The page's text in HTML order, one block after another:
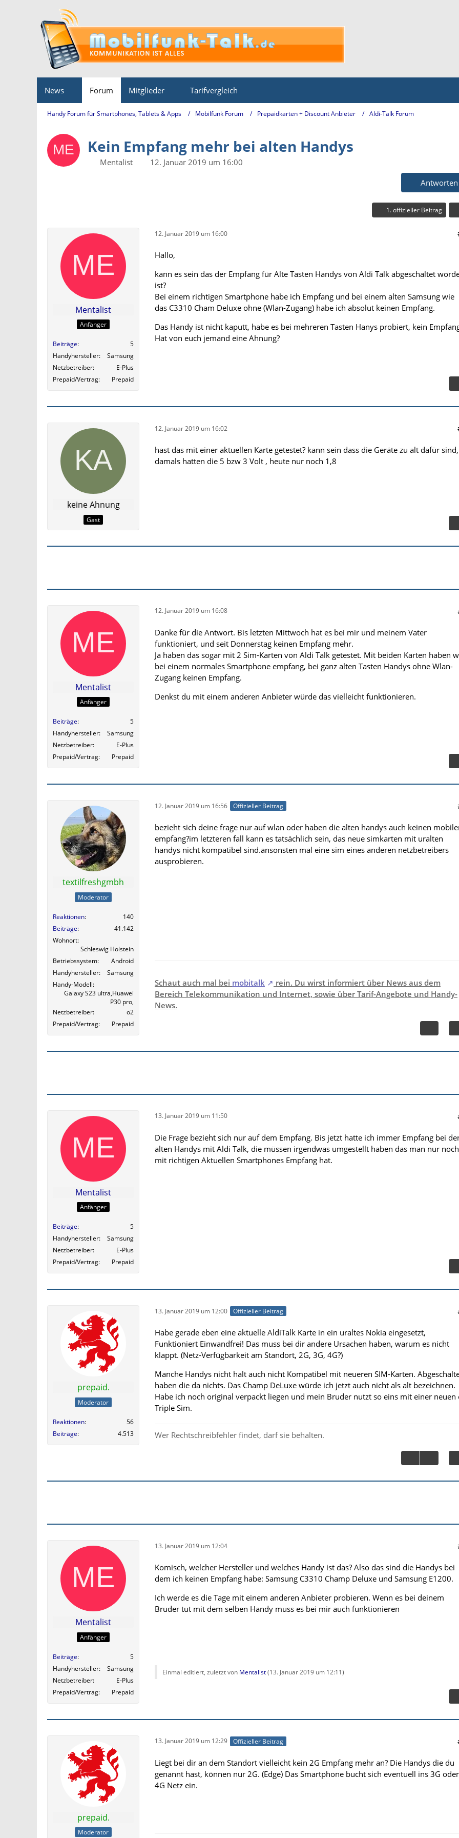
News Forum Mitglieder Tarifvergleich
Handy Forum für Smartphones, Tablets & Apps Mobilfunk Forum Prepaidkarten + Discount Anbieter Aldi-Talk Forum
Kein Empfang mehr bei alten Handys
Mentalist
12. Januar 2019 um 16:00
Antworten
1. offizieller Beitrag
Mentalist
Anfänger
Beiträge
5
Handyhersteller
Samsung
Netzbetreiber
E-Plus
Prepaid/Vertrag
Prepaid
12. Januar 2019 um 16:00
Hallo,
kann es sein das der Empfang für Alte Tasten Handys von Aldi Talk abgeschaltet
ist?
Bei einem richtigen Smartphone habe ich Empfang und bei einem alten Samsung wie
das C3310 Cham Deluxe ohne (Wlan-Zugang) habe ich absolut keinen Empfang.
Das Handy ist nicht kaputt, habe es bei mehreren Tasten Hanys probiert, kein
Hat von euch jemand eine Ahnung?
keine Ahnung
Gast
12. Januar 2019 um 16:02
hast das mit einer aktuellen Karte getestet? kann sein dass die Geräte zu alt dafür sind,
damals hatten die 5 bzw 3 Volt , heute nur noch 1,8
Mentalist
Anfänger
Beiträge
5
Handyhersteller
Samsung
Netzbetreiber
E-Plus
Prepaid/Vertrag
Prepaid
12. Januar 2019 um 16:08
Danke für die Antwort. Bis letzten Mittwoch hat es bei mir und meinem Vater
funktioniert, und seit Donnerstag keinen Empfang mehr.
Ja haben das sogar mit 2 Sim-Karten von Aldi Talk getestet. Mit beiden Karten haben
bei einem normales Smartphone empfang, bei ganz alten Tasten Handys ohne Wlan-
Zugang keinen Empfang.
Denkst du mit einem anderen Anbieter würde das vielleicht funktionieren.
textilfreshgmbh
Moderator
Reaktionen
140
Beiträge
41.142
Wohnort
Schleswig Holstein
Betriebssystem
Android
Handyhersteller
Samsung
Handy-Modell
Galaxy S23 ultra,Huawei
P30 pro,
Netzbetreiber
o2
Prepaid/Vertrag
Prepaid
12. Januar 2019 um 16:56 Offizieller Beitrag
bezieht sich deine frage nur auf wlan oder haben die alten handys auch keinen
empfang?im letzteren fall kann es tatsächlich sein, das neue simkarten mit uralten
handys nicht kompatibel sind.ansonsten mal eine sim eines anderen netzbetreibers
ausprobieren.
Schaut auch mal bei mobitalk
rein. Du wirst informiert über News aus dem
Bereich Telekommunikation und Internet, sowie über Tarif-Angebote und Handy-
News.
Mentalist
Anfänger
Beiträge
5
Handyhersteller
Samsung
Netzbetreiber
E-Plus
Prepaid/Vertrag
Prepaid
13. Januar 2019 um 11:50
Die Frage bezieht sich nur auf dem Empfang. Bis jetzt hatte ich immer Empfang bei
alten Handys mit Aldi Talk, die müssen irgendwas umgestellt haben das man nur noch
mit richtigen Aktuellen Smartphones Empfang hat.
prepaid.
Moderator
Reaktionen
56
Beiträge
4.513
13. Januar 2019 um 12:00 Offizieller Beitrag
Habe gerade eben eine aktuelle AldiTalk Karte in ein uraltes Nokia eingesetzt,
Funktioniert Einwandfrei! Das muss bei dir andere Ursachen haben, warum es nicht
klappt. (Netz-Verfügbarkeit am Standort, 2G, 3G, 4G?)
Manche Handys nicht halt auch nicht Kompatibel mit neueren SIM-Karten.
haben die da nichts. Das Champ DeLuxe würde ich jetzt auch nicht als alt bezeichnen.
Habe ich noch original verpackt liegen und mein Bruder nutzt so eins mit einer neuen
Triple Sim.
Wer Rechtschreibfehler findet, darf sie behalten.
Mentalist
Anfänger
Beiträge
5
Handyhersteller
Samsung
Netzbetreiber
E-Plus
Prepaid/Vertrag
Prepaid
13. Januar 2019 um 12:04
Komisch, welcher Hersteller und welches Handy ist das? Also das sind die Handys bei
dem ich keinen Empfang habe: Samsung C3310 Champ Deluxe und Samsung E1200.
Ich werde es die Tage mit einem anderen Anbieter probieren. Wenn es bei deinem
Bruder tut mit dem selben Handy muss es bei mir auch funktionieren
Einmal editiert, zuletzt von Mentalist(13. Januar 2019 um 12:11)
prepaid.
Moderator
13. Januar 2019 um 12:29 Offizieller Beitrag
Liegt bei dir an dem Standort vielleicht kein 2G Empfang mehr an? Die Handys die du
genannt hast, können nur 2G. (Edge) Das Smartphone bucht sich eventuell ins 3G oder
4G Netz ein.